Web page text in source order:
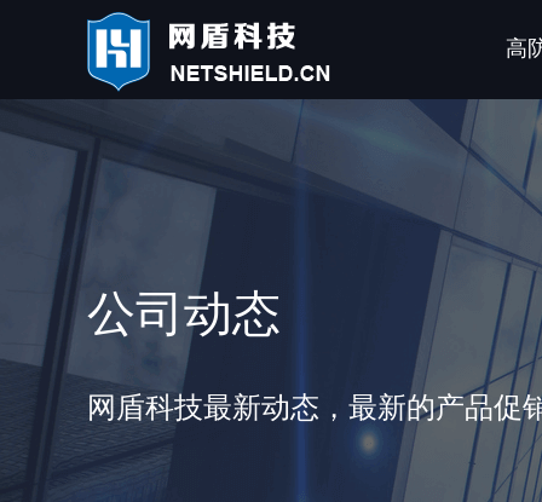
高
公司动态
网盾科技最新动态，最新的产品